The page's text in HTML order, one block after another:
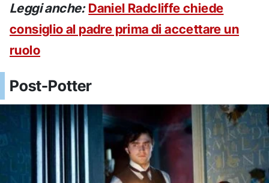
Leggi anche: Daniel Radcliffe chiede
consiglio al padre prima di accettare un
ruolo
Post-Potter